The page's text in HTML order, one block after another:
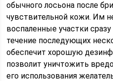
обычного лосьона после
чувствительной кожи. Им
воспаленные участки
течение последующих
обеспечит хорошую
позволит уничтожить
его использования